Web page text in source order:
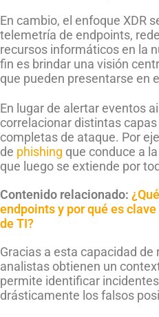
En cambio, el enfoque XDR
telemetría de endpoints,
recursos informáticos en la
fin es brindar una visión
que pueden presentarse en
En lugar de alertar eventos
correlacionar distintas
completas de ataque. Por
de phishing que conduce a
que luego se extiende por
Contenido relacionado:
endpoints y por qué es
de TI?
Gracias a esta capacidad
analistas obtienen un
permite identificar
drásticamente los falsos